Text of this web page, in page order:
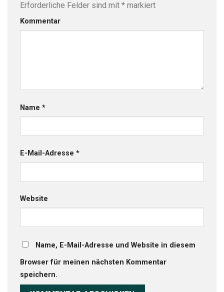
Erforderliche Felder sind mit * markiert
Kommentar
Name *
E-Mail-Adresse *
Website
Name, E-Mail-Adresse und Website in diesem
Browser für meinen nächsten Kommentar
speichern.